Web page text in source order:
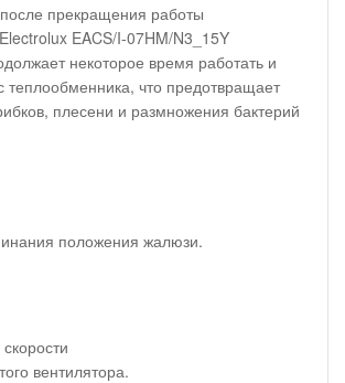
прекращения работы
EACS/I-07HM/N3_15Y
некоторое время работать и
теплообменника, что предотвращает
плесени и размножения бактерий
положения жалюзи.
вентилятора.